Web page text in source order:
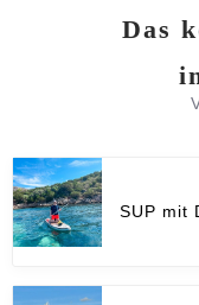
Das
SUP mit